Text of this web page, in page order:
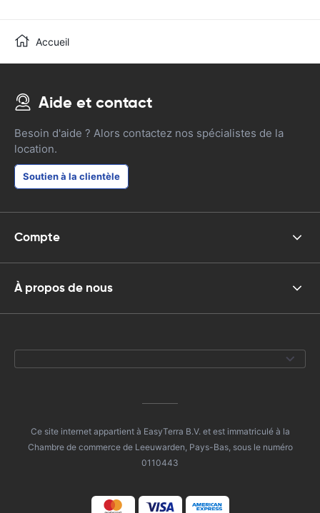
Accueil
Aide et contact
Besoin d'aide ? Alors contactez nos spécialistes de la
location.
Soutien à la clientèle
Compte
À propos de nous
Ce site internet appartient à EasyTerra B.V. et est immatriculé à la
Chambre de commerce de Leeuwarden, Pays-Bas, sous le numéro
0110443